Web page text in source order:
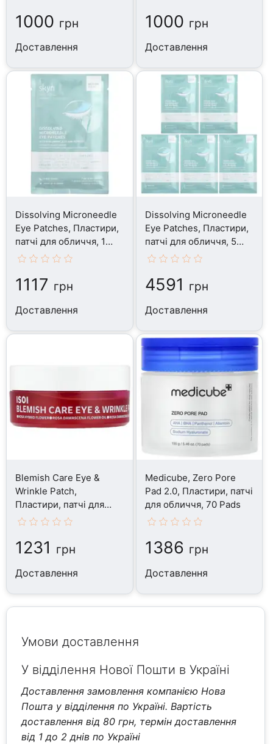
1000 грн
Доставлення
1000 грн
Доставлення
Dissolving Microneedle
Eye Patches, Пластири,
патчі для обличчя, 1
Pair
1117 грн
Доставлення
Dissolving Microneedle
Eye Patches, Пластири,
патчі для обличчя, 5
Pairs
4591 грн
Доставлення
Blemish Care Eye &
Wrinkle Patch,
Пластири, патчі для
обличчя, 90 Patches
1231 грн
Доставлення
Medicube, Zero Pore
Pad 2.0, Пластири, патчі
для обличчя, 70 Pads
1386 грн
Доставлення
Умови доставлення
У відділення Нової Пошти в Україні
Доставлення замовлення компанією Нова
Пошта у відділення по Україні. Вартість
доставлення від 80 грн, термін доставлення
від 1 до 2 днів по Україні